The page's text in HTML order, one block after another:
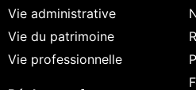
Vie administrative
Vie du patrimoine
Vie professionnelle